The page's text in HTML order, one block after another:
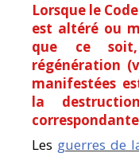
Lorsque le
est altéré ou
que ce
régénération
manifestées
la
Les guerres de